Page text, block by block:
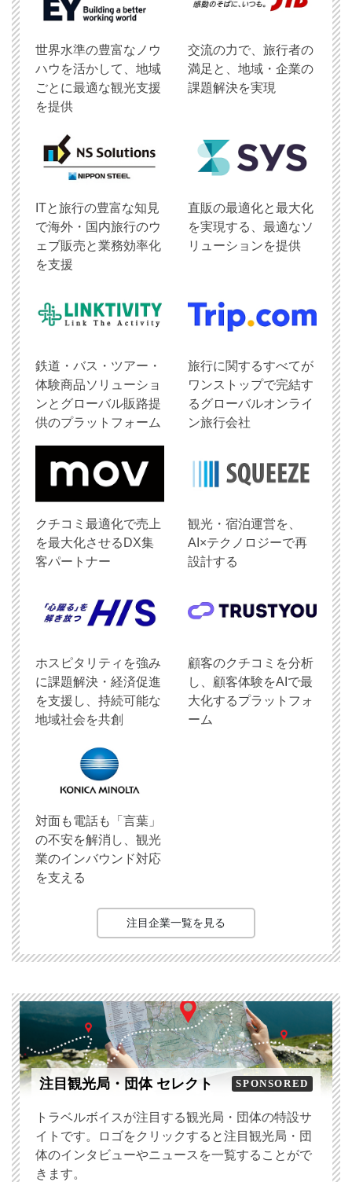
世界水準の豊富なノウ
ハウを活かして、地域
ごとに最適な観光支援
を提供
交流の力で、旅行者の
満足と、地域・企業の
課題解決を実現
ITと旅行の豊富な知見
で海外・国内旅行のウ
ェブ販売と業務効率化
を支援
直販の最適化と最大化
を実現する、最適なソ
リューションを提供
鉄道・バス・ツアー・
体験商品ソリューショ
ンとグローバル販路提
供のプラットフォーム
旅行に関するすべてが
ワンストップで完結す
るグローバルオンライ
ン旅行会社
クチコミ最適化で売上
を最大化させるDX集
客パートナー
観光・宿泊運営を、
AI×テクノロジーで再
設計する
ホスピタリティを強み
に課題解決・経済促進
を支援し、持続可能な
地域社会を共創
顧客のクチコミを分析
し、顧客体験をAIで最
大化するプラットフォ
ーム
対面も電話も「言葉」
の不安を解消し、観光
業のインバウンド対応
を支える
注目企業一覧を見る
注目観光局・団体 セレクト SPONSORED
トラベルボイスが注目する観光局・団体の特設サ
イトです。ロゴをクリックすると注目観光局・団
体のインタビューやニュースを一覧することがで
きます。